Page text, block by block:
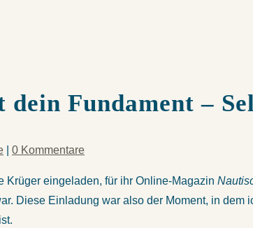
Fundament –
0 Kommentare
Krüger eingeladen, für ihr Online-Magazin
Diese Einladung war also der Moment, in